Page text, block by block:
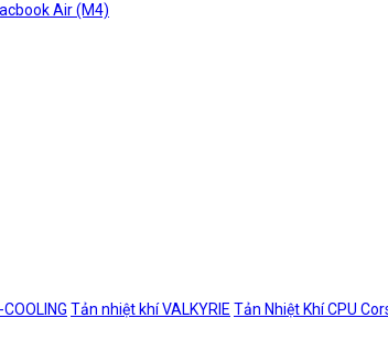
Air (M4)
Tản nhiệt khí VALKYRIE Tản Nhiệt Khí CPU